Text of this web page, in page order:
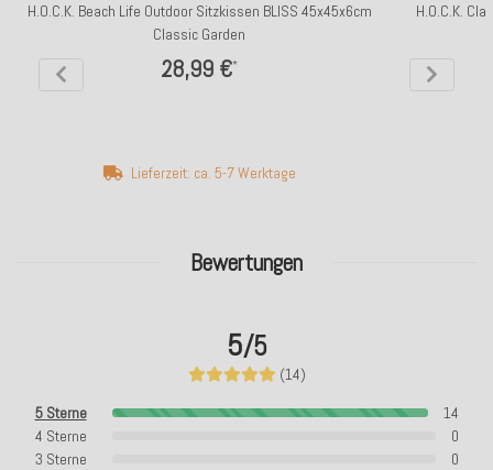
Bewertungen
5/5
(14)
5 Sterne
14
4 Sterne
0
3 Sterne
0
H.O.C.K. Beach Life Outdoor Sitzkissen BLISS 45x45x6cm
Classic Garden
28,99 €*
Lieferzeit: ca. 5-7 Werktage
H.O.C.K.